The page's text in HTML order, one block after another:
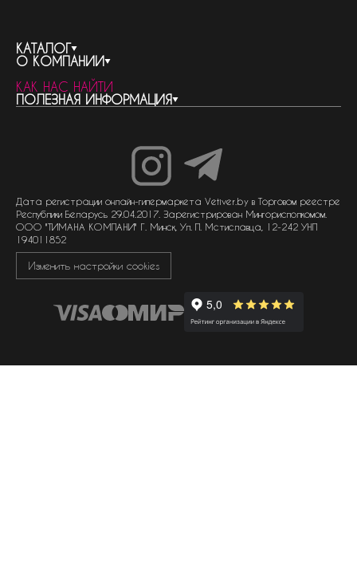
КАТАЛОГ
весь каталог
бренды
женская парфюмерия
мужская парфюмерия
унисекс парфюмерия
О КОМПАНИИ
контакты
о компании
доставка и оплата
КАК НАС НАЙТИ
ПОЛЕЗНАЯ ИНФОРМАЦИЯ
как совершить покупку
политика обработки персональных данных
политика обработки файлов cookie
Дата регистрации онлайн-гипермаркета Vetiver.by в Торговом реестре
Республики Беларусь 29.04.2017. Зарегистрирован Мингорисполкомом.
ООО "ТИМАНА КОМПАНИ" Г. Минск, Ул. П. Мстиславца, 12-242 УНП
194011852
Изменить настройки cookies